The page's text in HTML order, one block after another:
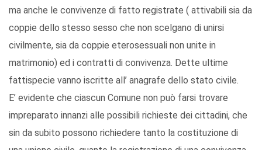
ma anche le convivenze di fatto registrate ( attivabili sia da
coppie dello stesso sesso che non scelgano di unirsi
civilmente, sia da coppie eterosessuali non unite in
matrimonio) ed i contratti di convivenza. Dette ultime
fattispecie vanno iscritte all’ anagrafe dello stato civile.
E’ evidente che ciascun Comune non può farsi trovare
impreparato innanzi alle possibili richieste dei cittadini, che
sin da subito possono richiedere tanto la costituzione di